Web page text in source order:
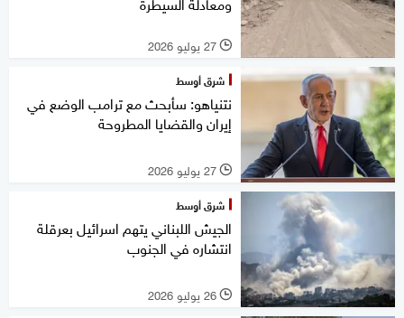
l 27 يوليو 2026
شرق أوسط
نتنياهو: سأبحث مع ترامب الوضع في
إيران والقضايا المطروحة
l 27 يوليو 2026
شرق أوسط
الجيش اللبناني يتهم اسرائيل بعرقلة
انتشاره في الجنوب
l 26 يوليو 2026